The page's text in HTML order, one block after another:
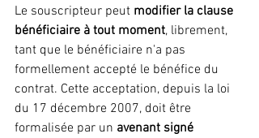
Le souscripteur peut modifier la clause
bénéficiaire à tout moment, librement,
tant que le bénéficiaire n'a pas
formellement accepté le bénéfice du
contrat. Cette acceptation, depuis la loi
du 17 décembre 2007, doit être
formalisée par un avenant signé